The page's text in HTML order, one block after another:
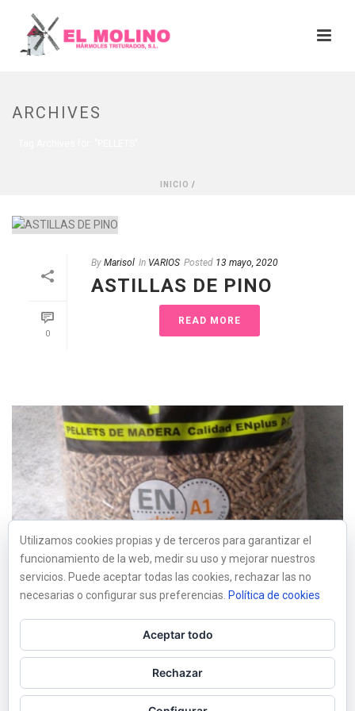
ARCHIVES
INICIO /
0
By Marisol In VARIOS Posted 13 mayo, 2020
ASTILLAS DE PINO
READ MORE
0
Marisol In VARIOS 12 marzo, 2020
ECOPELLET
Utilizamos cookies propias y de terceros para garantizar el
funcionamiento de la web, medir su uso y mejorar nuestros
servicios. Puede aceptar todas las cookies, rechazar las no
necesarias o configurar sus preferencias. Política de cookies
Aceptar todo
Rechazar